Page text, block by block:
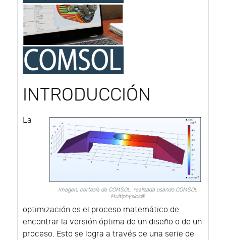
INTRODUCCIÓN
Imagen, cortesía de COMSOL, realizada usando COMSOL
Multiphysics®
La
optimización es el proceso matemático de
encontrar la versión óptima de un diseño o de un
proceso. Esto se logra a través de una serie de